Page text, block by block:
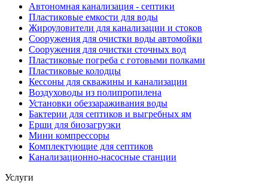
Автономная канализация - септики
Пластиковые емкости для воды
Жироуловители для канализации и стоков
Сооружения для очистки воды автомойки
Сооружения для очистки сточных вод
Пластиковые погреба с готовыми полками
Пластиковые колодцы
Кессоны для скважины и канализации
Воздуховоды из полипропилена
Установки обеззараживания воды
Бактерии для септиков и выгребных ям
Ерши для биозагрузки
Мини компрессоры
Комплектующие для септиков
Канализационно-насосные станции
Услуги